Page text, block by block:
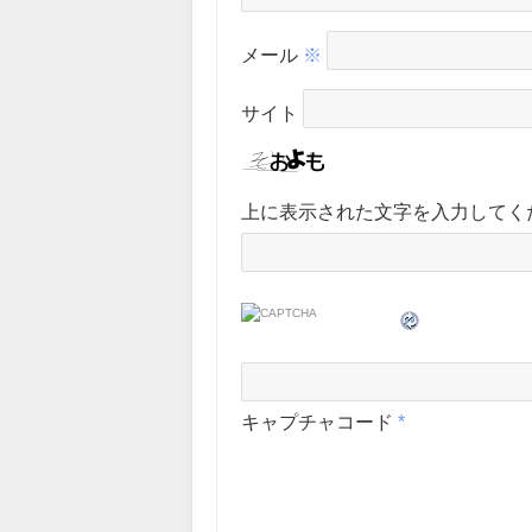
メール ※
サイト
上に表示された文字を入力して
キャプチャコード *